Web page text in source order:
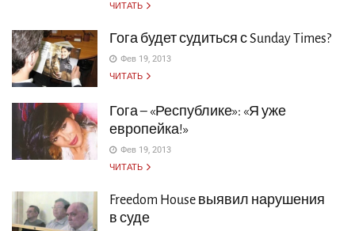
ЧИТАТЬ
Гога будет судиться с Sunday Times?
Фев 19, 2013
ЧИТАТЬ
Гога – «Республике»: «Я уже
европейка!»
Фев 19, 2013
ЧИТАТЬ
Freedom House выявил нарушения
в суде